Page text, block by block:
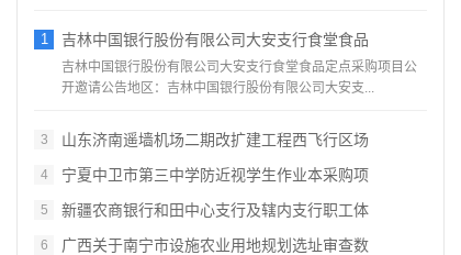
1 吉林中国银行股份有限公司大安支行食堂食品
吉林中国银行股份有限公司大安支行食堂食品定点采购项目公
开邀请公告地区：吉林中国银行股份有限公司大安支...
3 山东济南遥墙机场二期改扩建工程西飞行区场
4 宁夏中卫市第三中学防近视学生作业本采购项
5 新疆农商银行和田中心支行及辖内支行职工体
6 广西关于南宁市设施农业用地规划选址审查数